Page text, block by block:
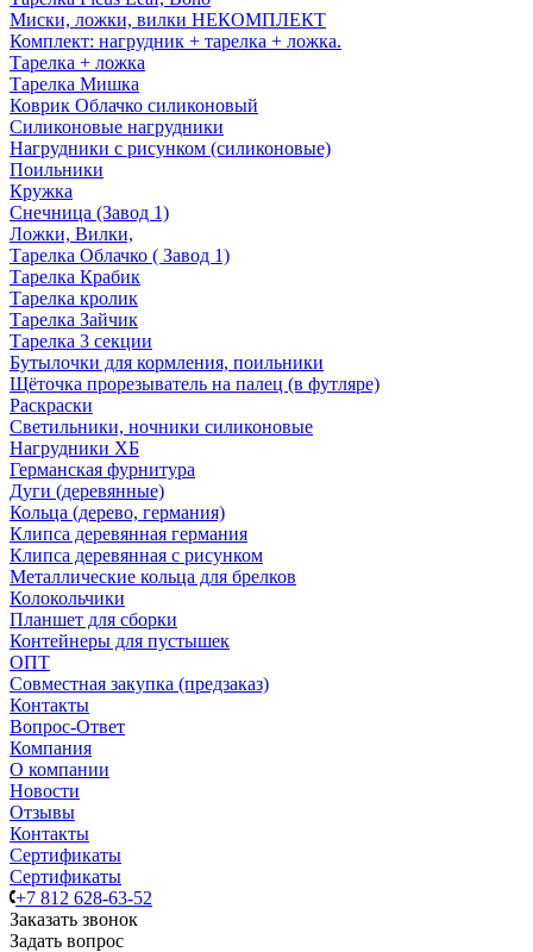
Миски, ложки, вилки НЕКОМПЛЕКТ
Комплект: нагрудник + тарелка + ложка.
Тарелка + ложка
Тарелка Мишка
Коврик Облачко силиконовый
Силиконовые нагрудники
Нагрудники с рисунком (силиконовые)
Поильники
Кружка
Снечница (Завод 1)
Ложки, Вилки,
Тарелка Облачко ( Завод 1)
Тарелка Крабик
Тарелка кролик
Тарелка Зайчик
Тарелка 3 секции
Бутылочки для кормления, поильники
Щёточка прорезыватель на палец (в футляре)
Раскраски
Светильники, ночники силиконовые
Нагрудники ХБ
Германская фурнитура
Дуги (деревянные)
Кольца (дерево, германия)
Клипса деревянная германия
Клипса деревянная с рисунком
Металлические кольца для брелков
Колокольчики
Планшет для сборки
Контейнеры для пустышек
ОПТ
Совместная закупка (предзаказ)
Контакты
Вопрос-Ответ
Компания
О компании
Новости
Отзывы
Контакты
Сертификаты
Сертификаты
+7 812 628-63-52
Заказать звонок
Задать вопрос